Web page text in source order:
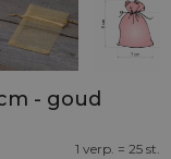
- goud
1 verp. = 25 st.